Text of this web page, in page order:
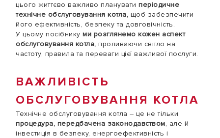
цього життєво важливо планувати періодичне
технічне обслуговування котла, щоб забезпечити
його ефективність, безпеку та довговічність.
У цьому посібнику ми розглянемо кожен аспект
обслуговування котла, проливаючи світло на
частоту, правила та переваги цієї важливої послуги.
ВАЖЛИВІСТЬ
ОБСЛУГОВУВАННЯ КОТЛА
Технічне обслуговування котла – це не тільки
процедура, передбачена законодавством, але й
інвестиція в безпеку, енергоефективність і